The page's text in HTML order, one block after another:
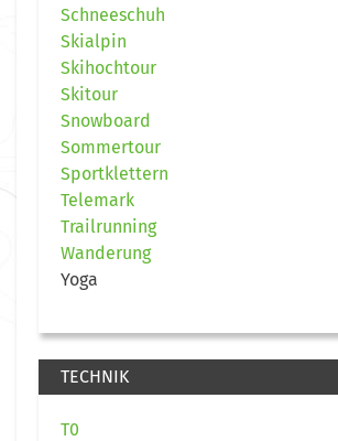
Schneeschuh
Skialpin
Skihochtour
Skitour
Snowboard
Sommertour
Sportklettern
Telemark
Trailrunning
Wanderung
Yoga
TECHNIK
T0